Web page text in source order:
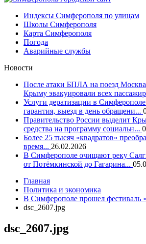
Симферополь городской сайт
Индексы Симферополя по улицам
Школы Симферополя
Карта Симферополя
Погода
Аварийные службы
Новости
После атаки БПЛА на поезд
Крыму эвакуировали всех
Услуги дератизации в
гарантия, выезд в день обращени...
Правительство России выделит
средства на программу социальн...
Более 25 тысяч «квадратов»
время... 26.02.2026
В Симферополе очищают реку
от Потёмкинской до Гагарина...
Главная
Политика и экономика
В Симферополе прошел фестиваль
dsc_2607.jpg
dsc_2607.jpg